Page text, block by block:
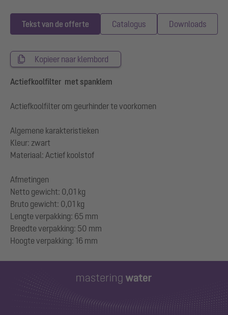
Tekst van de offerte Catalogus Downloads
Kopieer naar klembord
Actiefkoolfilter met spanklem
Actiefkoolfilter om geurhinder te voorkomen
Algemene karakteristieken
Kleur: zwart
Materiaal: Actief koolstof
Afmetingen
Netto gewicht: 0,01 kg
Bruto gewicht: 0,01 kg
Lengte verpakking: 65 mm
Breedte verpakking: 50 mm